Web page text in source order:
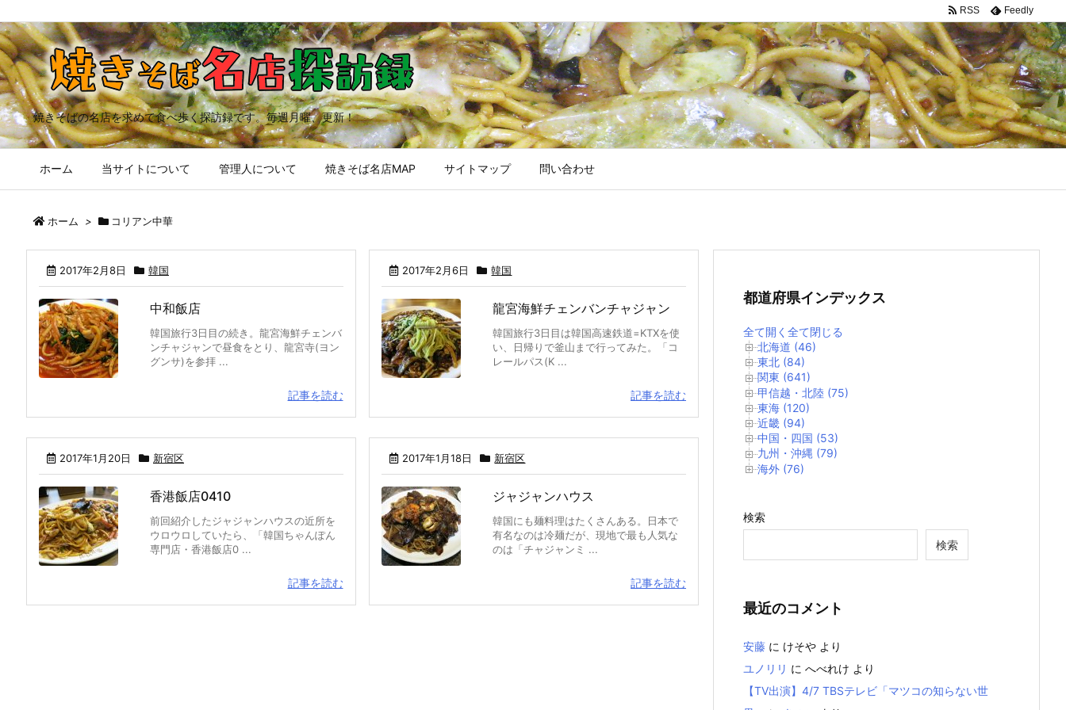
焼きそばの名店を求めて食べ歩く探訪録です。毎週月曜、更新！
ホーム 当サイトについて 管理人について 焼きそば名店MAP サイトマップ 問い合わせ
RSS Feedly
ホーム > コリアン中華
2017年2月8日 韓国
中和飯店
韓国旅行3日目の続き。龍宮海鮮チェンバ
ンチャジャンで昼食をとり、龍宮寺(ヨン
グンサ)を参拝 ...
記事を読む
2017年2月6日 韓国
龍宮海鮮チェンバンチャジャン
韓国旅行3日目は韓国高速鉄道=KTXを使
い、日帰りで釜山まで行ってみた。「コ
レールパス(K ...
記事を読む
2017年1月20日 新宿区
香港飯店0410
前回紹介したジャジャンハウスの近所を
ウロウロしていたら、「韓国ちゃんぽん
専門店・香港飯店0 ...
記事を読む
2017年1月18日 新宿区
ジャジャンハウス
韓国にも麺料理はたくさんある。日本で
有名なのは冷麺だが、現地で最も人気な
のは「チャジャンミ ...
記事を読む
都道府県インデックス
全て開く 全て閉じる
北海道 (46)
東北 (84)
関東 (641)
甲信越・北陸 (75)
東海 (120)
近畿 (94)
中国・四国 (53)
九州・沖縄 (79)
海外 (76)
検索
検索
最近のコメント
安藤 に けそや より
ユノリリ に へべれけ より
【TV出演】4/7 TBSテレビ「マツコの知らない世